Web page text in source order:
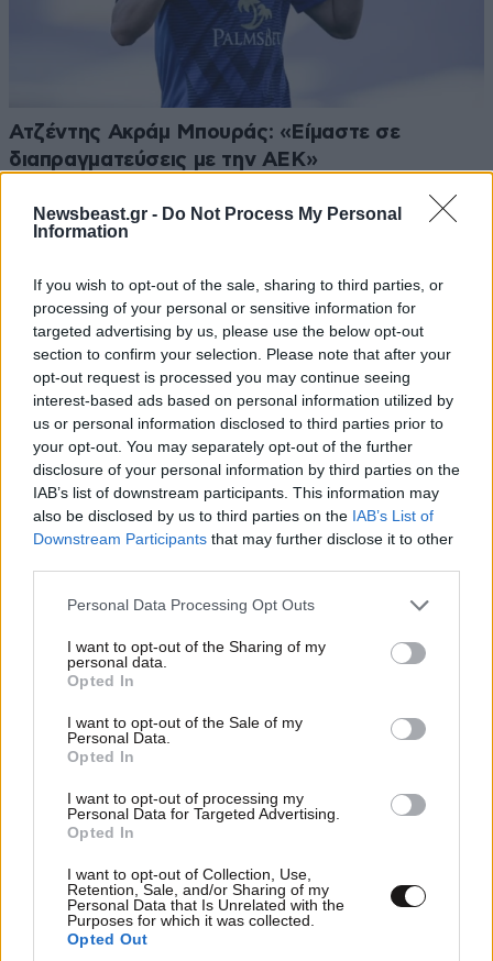
Newsbeast.gr - Do Not Process My Personal
Information
If you wish to opt-out of the sale, sharing to third parties, or
processing of your personal or sensitive information for
targeted advertising by us, please use the below opt-out
section to confirm your selection. Please note that after your
opt-out request is processed you may continue seeing
interest-based ads based on personal information utilized by
us or personal information disclosed to third parties prior to
your opt-out. You may separately opt-out of the further
disclosure of your personal information by third parties on the
IAB’s list of downstream participants. This information may
also be disclosed by us to third parties on the IAB’s List of
Downstream Participants that may further disclose it to other
Please note that this website/app uses one or more Google
not limited to your visit or usage behaviour. You may click to
grant or deny consent to Google and its third-party tags to
use your data for below specified purposes in below Google
consent section.
Personal Data Processing Opt Outs
I want to opt-out of the Sharing of my
personal data.
Opted In
I want to opt-out of the Sale of my
Personal Data.
Opted In
I want to opt-out of processing my
Personal Data for Targeted Advertising.
Opted In
I want to opt-out of Collection, Use,
Retention, Sale, and/or Sharing of my
Personal Data that Is Unrelated with the
Purposes for which it was collected.
Opted Out
Ατζέντης Ακράμ Μπουράς: «Είμαστε σε
διαπραγματεύσεις με την ΑΕΚ»
Ακολουθήστε το NEWSBEAST στο
Google News
και μάθετε πρώτοι όλες τις ειδήσεις
ΣΧΌΛΙΑ ΑΝΑΓΝΩΣΤΏΝ
ΠΡΟΣΘΕΣΤΕ ΤΟ ΣΧΟΛΙΟ ΣΑΣ